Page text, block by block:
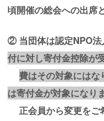
頃開催の総会への出席
② 当団体は認定NPO法
付に対し寄付金控除が
費はその対象にはな
は寄付金が対象になり
正会員から変更をご